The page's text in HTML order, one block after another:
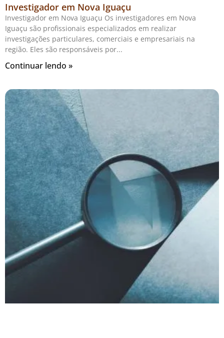
Investigador em Nova Iguaçu
Investigador em Nova Iguaçu Os investigadores em Nova
Iguaçu são profissionais especializados em realizar
investigações particulares, comerciais e empresariais na
região. Eles são responsáveis por
Continuar lendo »